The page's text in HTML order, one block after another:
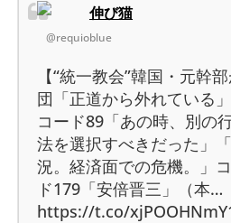
伸び猫
@requioblue
【“統一教会”韓国・元幹
団「正道から外れている
コード89「あの時、別の
法を選択すべきだった」
況。経済面での危機。」
ド179「安倍晋三」（本…
https://t.co/